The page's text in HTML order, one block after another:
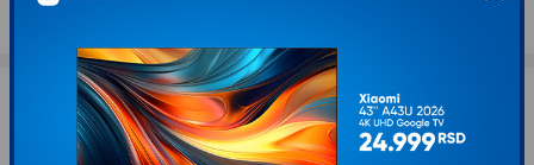
Želite li ponudu za firmu?
Kontaktirajte nas